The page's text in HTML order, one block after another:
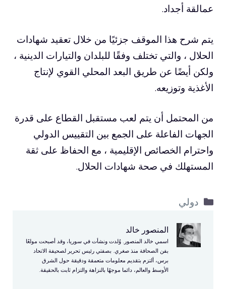
عمالقة أجداد.
يتم شرح هذا الموقف جزئيًا من خلال تعقيد شهادات
الحلال ، والتي تختلف وفقًا للبلدان والتيارات الدينية ،
ولكن أيضًا عن طريق البعد المحلي القوي لإنتاج
الأغذية وتوزيعه.
من المحتمل أن يتم لعب مستقبل القطاع على قدرة
الجهات الفاعلة على الجمع بين التقييس الدولي
واحترام الخصائص الإقليمية ، مع الحفاظ على ثقة
المستهلك في صحة شهادات الحلال.
التصنيفات
دولي
المنصور خالد
اسمي خالد المنصور. وُلدت ونشأت في سوريا، وقد أصبحت مولعًا
بفن الصحافة منذ صغري. بصفتي رئيس تحرير لصحيفة الاتحاد
برس، ألتزم بتقديم معلومات متعمقة ودقيقة حول الشرق
الأوسط والعالم، دائما موجهًا بالنزاهة والتزام ثابت بالحقيقة.